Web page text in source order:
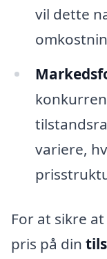
vil dette
variere,
For at sikre
pris på din